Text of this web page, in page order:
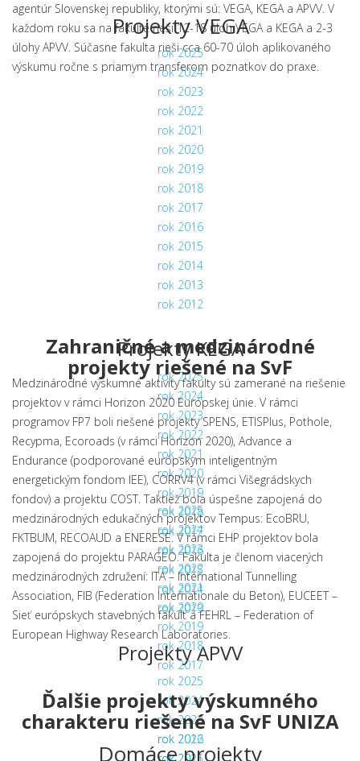
agentúr Slovenskej republiky, ktorými sú: VEGA, KEGA a APVV. V
každom roku sa na fakulte rieši 12-18 úloh VEGA a KEGA a 2-3
úlohy APVV. Súčasne fakulta rieši cca 60-70 úloh aplikovaného
výskumu ročne s priamym transferom poznatkov do praxe.
Projekty VEGA
rok 2025
rok 2024
rok 2023
rok 2022
rok 2021
rok 2020
rok 2019
rok 2018
rok 2017
rok 2016
rok 2015
rok 2014
rok 2013
rok 2012
Projekty KEGA
rok 2025
rok 2024
rok 2023
rok 2022
rok 2021
rok 2020
rok 2019
rok 2018
rok 2017
rok 2016
rok 2015
rok 2014
rok 2013
Projekty APVV
rok 2025
rok 2024
rok 2023
rok 2022
Zahraničné a medzinárodné
projekty riešené na SvF
Medzinárodné výskumné aktivity fakulty sú zamerané na riešenie
projektov v rámci Horizon 2020 Európskej únie. V rámci
programov FP7 boli riešené projekty SPENS, ETISPlus, Pothole,
Recypma, Ecoroads (v rámci Horizon 2020), Advance a
Endurance (podporované európskym inteligentným
energetickým fondom IEE), CORRV4 (v rámci Višegrádskych
fondov) a projektu COST. Taktiež bola úspešne zapojená do
medzinárodných edukačných projektov Tempus: EcoBRU,
FKTBUM, RECOAUD a ENERESE. V rámci EHP projektov bola
zapojená do projektu PARAGEO. Fakulta je členom viacerých
medzinárodných združení: ITA – International Tunnelling
Association, FIB (Federation Internationale du Beton), EUCEET –
Sieť európskych stavebných fakúlt a FEHRL – Federation of
European Highway Research Laboratories.
rok 2025
rok 2024
rok 2023
rok 2022
rok 2021
rok 2020
rok 2019
rok 2018
rok 2017
rok 2016
Ďalšie projekty výskumného
charakteru riešené na SvF UNIZA
Domáce projekty